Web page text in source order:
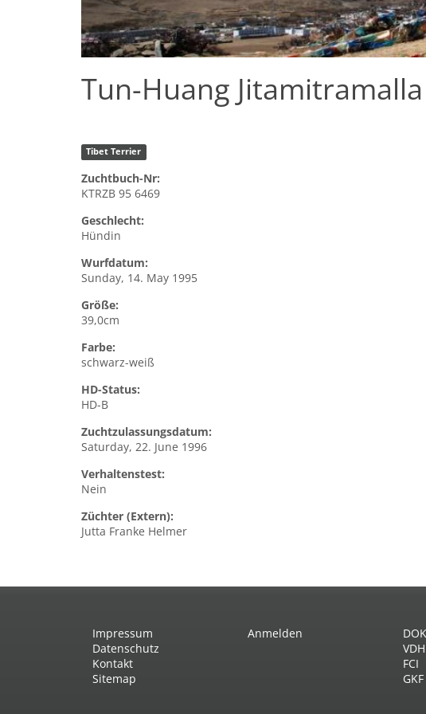
Tun-Huang Jitamitramalla
Tibet Terrier
Zuchtbuch-Nr:
KTRZB 95 6469
Geschlecht:
Hündin
Wurfdatum:
Sunday, 14. May 1995
Größe:
39,0cm
Farbe:
schwarz-weiß
HD-Status:
HD-B
Zuchtzulassungsdatum:
Saturday, 22. June 1996
Verhaltenstest:
Nein
Züchter (Extern):
Jutta Franke Helmer
Impressum
Datenschutz
Kontakt
Sitemap
Anmelden
VDH
FCI
GKF